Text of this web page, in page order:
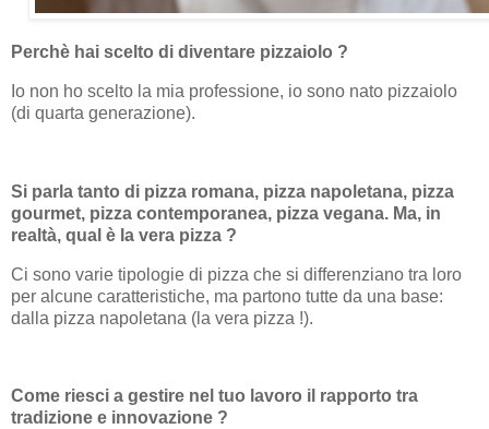
Perchè hai scelto di diventare pizzaiolo ?
Io non ho scelto la mia professione, io sono nato pizzaiolo
(di quarta generazione).
Si parla tanto di pizza romana, pizza napoletana, pizza
gourmet, pizza contemporanea, pizza vegana. Ma, in
realtà, qual è la vera pizza ?
Ci sono varie tipologie di pizza che si differenziano tra loro
per alcune caratteristiche, ma partono tutte da una base:
dalla pizza napoletana (la vera pizza !).
Come riesci a gestire nel tuo lavoro il rapporto tra
tradizione e innovazione ?